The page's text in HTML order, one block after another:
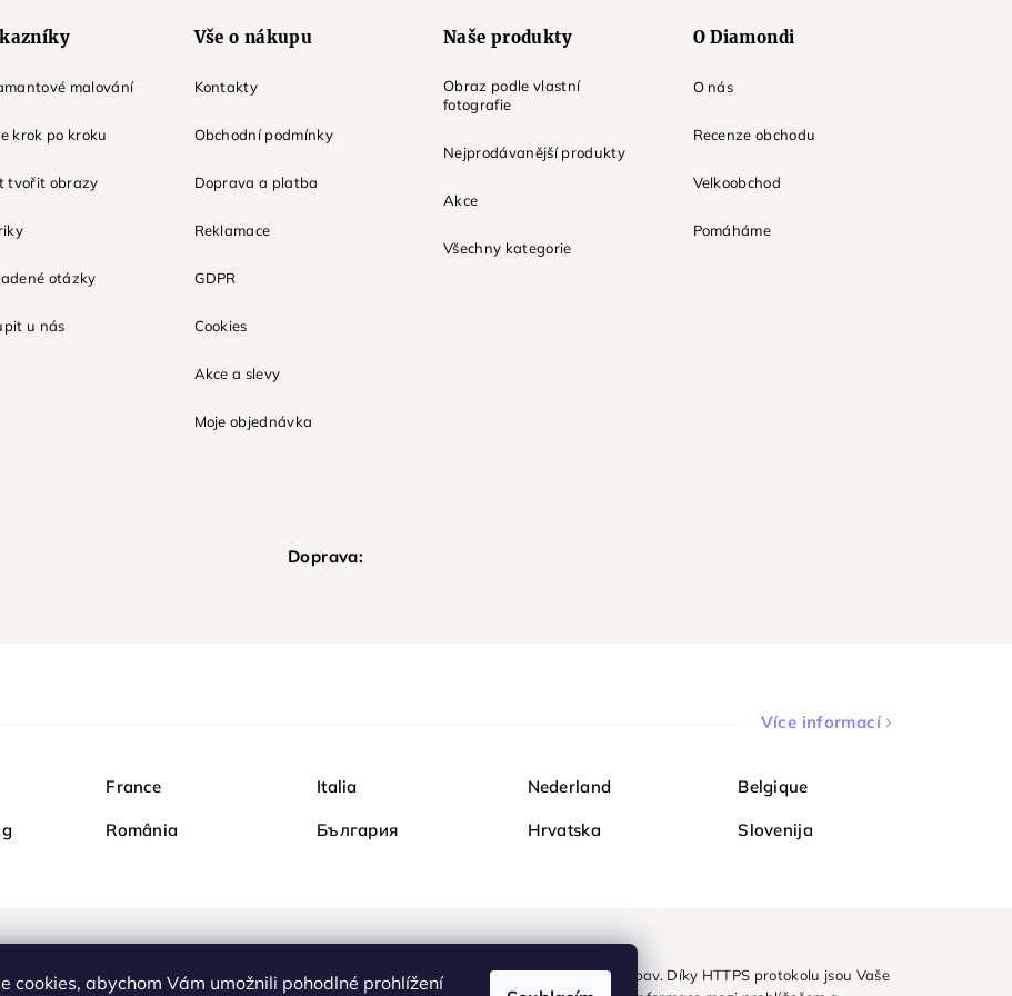
cookies, abychom Vám umožnili pohodlné prohlížení
malování
krok po kroku
tvořit obrazy
otázky
u nás
Vše o nákupu
Kontakty
Obchodní podmínky
Doprava a platba
Reklamace
GDPR
Cookies
Akce a slevy
Moje objednávka
Naše produkty
Obraz podle vlastní
fotografie
Nejprodávanější produkty
Akce
Všechny kategorie
O Diamondi
O nás
Recenze obchodu
Velkoobchod
Pomáháme
Doprava:
Více informací
France Italia Nederland Belgique
România България Hrvatska Slovenija
Nakupujte na Diamondi bezpečně a bez obav. Díky HTTPS protokolu jsou Vaše